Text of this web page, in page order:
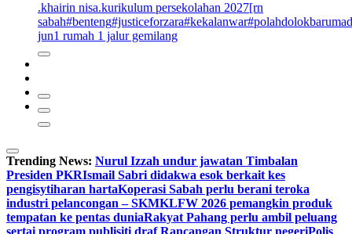
.khairin nisa.kurikulum persekolahan 2027[rn
sabah#benteng#justiceforzara#kekalanwar
jun1 rumah 1 jalur gemilang
Trending News: Nurul Izzah undur jawatan Timbalan
Presiden PKRIsmail Sabri didakwa esok berkait kes
pengisytiharan hartaKoperasi Sabah perlu berani teroka
industri pelancongan – SKMKLFW 2026 pemangkin produk
tempatan ke pentas duniaRakyat Pahang perlu ambil peluang